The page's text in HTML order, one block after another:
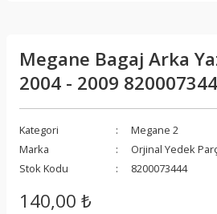
Megane Bagaj Arka
2004 - 2009
Kategori
Megane 2
Marka
Orjinal Yedek
Stok Kodu
8200073444
140,00 ₺